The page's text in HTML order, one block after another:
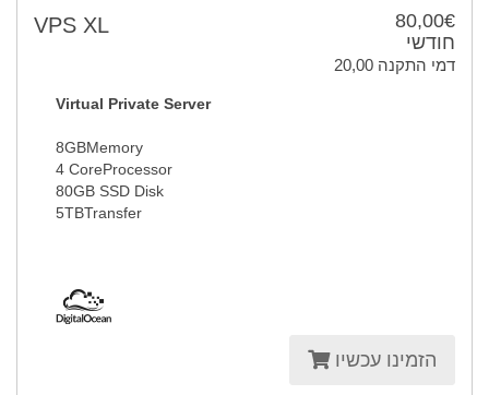
80,00€
חודשי
20,00 דמי התקנה
VPS XL
Virtual Private Server
8GBMemory
4 CoreProcessor
80GB SSD Disk
5TBTransfer
הזמינו עכשיו